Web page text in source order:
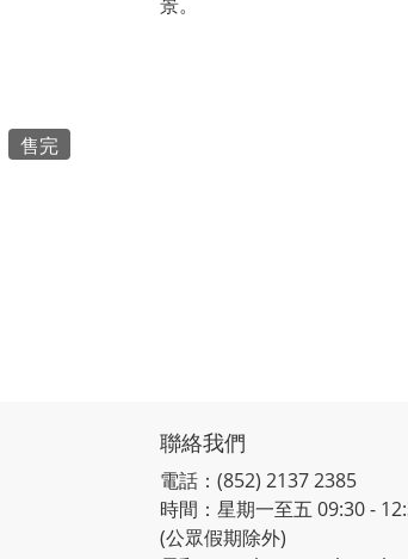
售完
聯絡我們
電話：(852) 2137 2385
時間：星期一至五 09:30 -
(公眾假期除外)